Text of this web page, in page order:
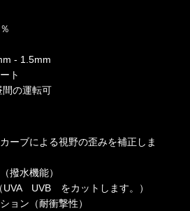
- 1.5mm
ト
間の運転可
ーブによる視野の歪みを補正しま
撥水機能）
UVA UVB をカットします。）
ョン（耐衝撃性）